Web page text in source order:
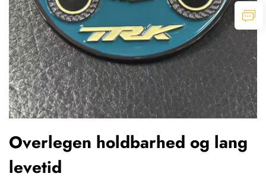
Overlegen holdbarhed og lang
levetid